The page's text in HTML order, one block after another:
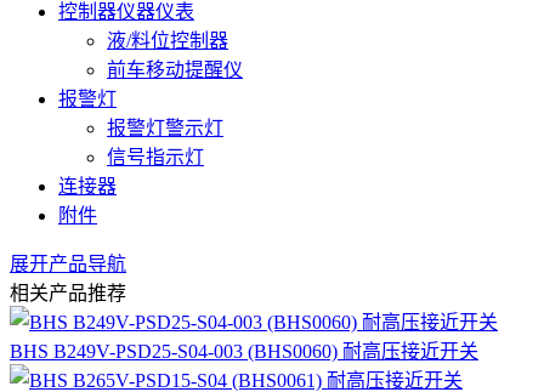
控制器仪器仪表
液/料位控制器
前车移动提醒仪
报警灯
报警灯警示灯
信号指示灯
连接器
附件
展开产品导航
相关产品推荐
BHS B249V-PSD25-S04-003 (BHS0060) 耐高压接近开关